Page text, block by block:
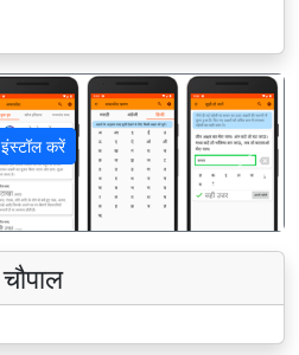
इंस्टॉल करें
अगला
चौपाल